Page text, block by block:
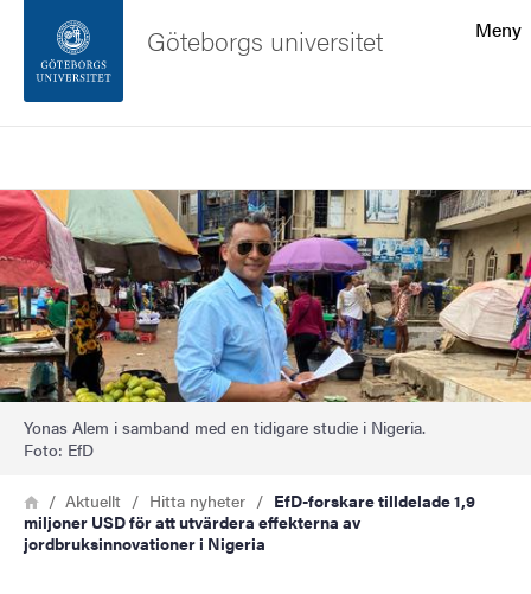
Sidfoten
Om webbplatsen
Meny
Göteborgs universitet
Bild
Yonas Alem i samband med en tidigare studie i Nigeria.
Foto: EfD
Länkstig
HemAktuellt Hitta nyheter
EfD-forskare tilldelade 1,9
miljoner USD för att utvärdera effekterna av
jordbruksinnovationer i Nigeria